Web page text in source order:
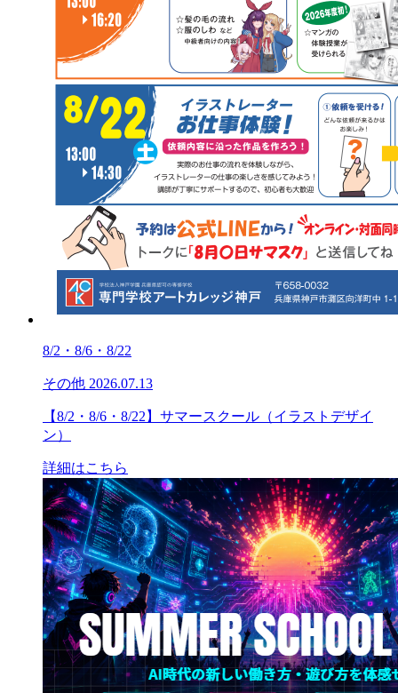
8/2・8/6・8/22
その他 2026.07.13
【8/2・8/6・8/22】サマースクール（イラストデザイ
ン）
詳細はこちら